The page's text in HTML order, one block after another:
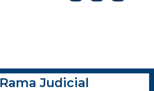
Rama Judicial